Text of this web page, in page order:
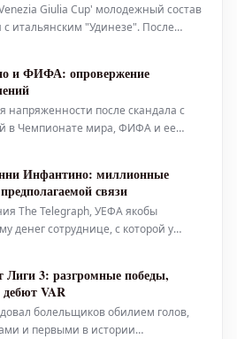
Giulia Cup' молодежный состав
итальянским "Удинезе". После
(1:0) в первом матче,
побороться за трофей. Матч
и ФИФА: опровержение
после скандала с
в Чемпионате мира, ФИФА и ее
решили перейти в контратаку,
облегчать процесс для каких-либо
Инфантино: миллионные
связи
The Telegraph, УЕФА якобы
денег сотруднице, с которой у
главы ФИФА, могла быть
футбольного союза. Джанни
нового н
3: разгромные победы,
VAR
болельщиков обилием голов,
и первыми в истории